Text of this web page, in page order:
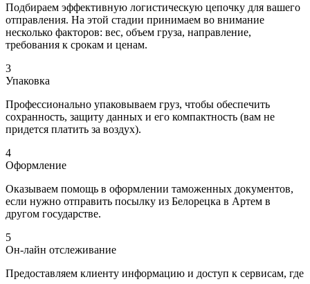
Подбираем эффективную логистическую цепочку для вашего
отправления. На этой стадии принимаем во внимание
несколько факторов: вес, объем груза, направление,
требования к срокам и ценам.
3
Упаковка
Профессионально упаковываем груз, чтобы обеспечить
сохранность, защиту данных и его компактность (вам не
придется платить за воздух).
4
Оформление
Оказываем помощь в оформлении таможенных документов,
если нужно отправить посылку из Белорецка в Артем в
другом государстве.
5
Он-лайн отслеживание
Предоставляем клиенту информацию и доступ к сервисам, где